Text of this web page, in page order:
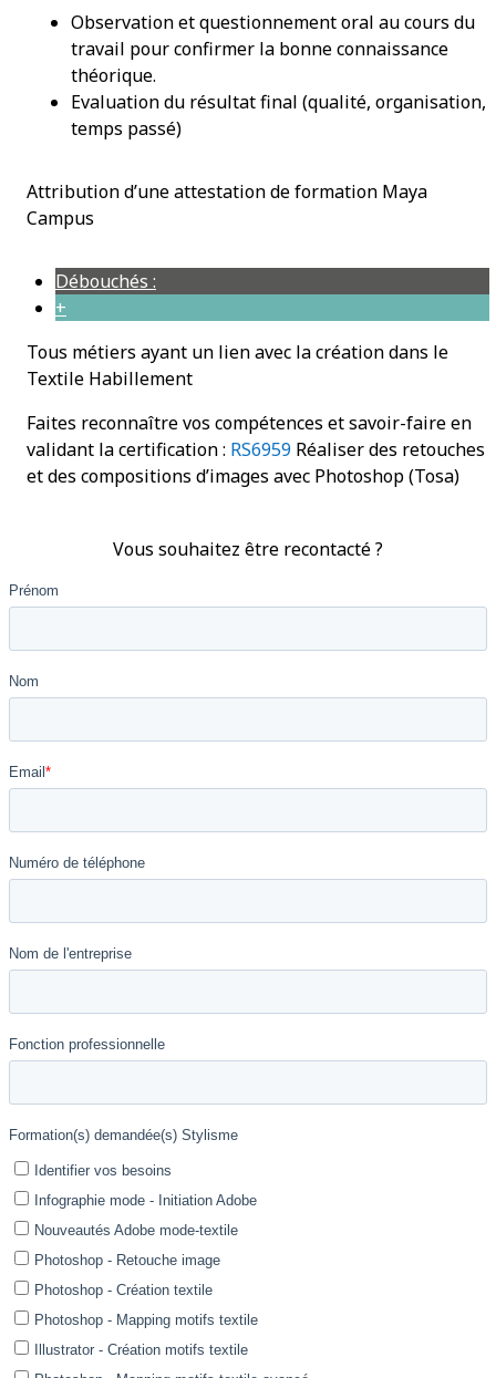
Observation et questionnement oral au cours du
travail pour confirmer la bonne connaissance
théorique.
Evaluation du résultat final (qualité, organisation,
temps passé)
Attribution d’une attestation de formation Maya
Campus
Débouchés :
+
Tous métiers ayant un lien avec la création dans le
Textile Habillement
Faites reconnaître vos compétences et savoir-faire en
validant la certification : RS6959 Réaliser des retouches
et des compositions d’images avec Photoshop (Tosa)
Vous souhaitez être recontacté ?